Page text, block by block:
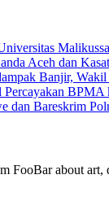
Aceh dan
Banjir,
BPMA
dan Bareskrim
FooBar about art,